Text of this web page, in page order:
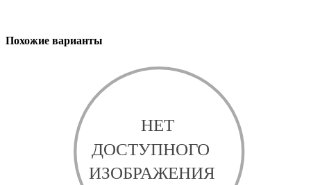
Похожие варианты